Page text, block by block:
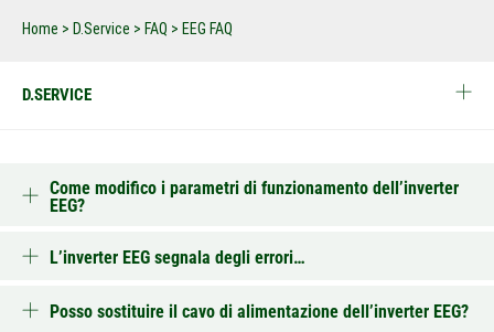
Home > D.Service > FAQ > EEG FAQ
D.SERVICE
Come modifico i parametri di funzionamento dell’inverter
EEG?
L’inverter EEG segnala degli errori…
Posso sostituire il cavo di alimentazione dell’inverter EEG?